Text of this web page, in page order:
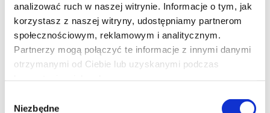
analizować ruch w naszej witrynie. Informacje o tym, jak
korzystasz z naszej witryny, udostępniamy partnerom
społecznościowym, reklamowym i analitycznym.
Partnerzy mogą połączyć te informacje z innymi danymi
otrzymanymi od Ciebie lub uzyskanymi podczas
zgody
Niezbędne
Dzień Objawienia (napisy PL)
Gdybyś dowiedział się, że nie jesteśmy sami, gdyby ktoś ci to
udowodnił, czy byś się przestraszył?
Universal Pictures z dumą przedstawia nowy film autorstwa
W filmie „Dzień Objawienia” występują: zdobywczyni nagrody SAG